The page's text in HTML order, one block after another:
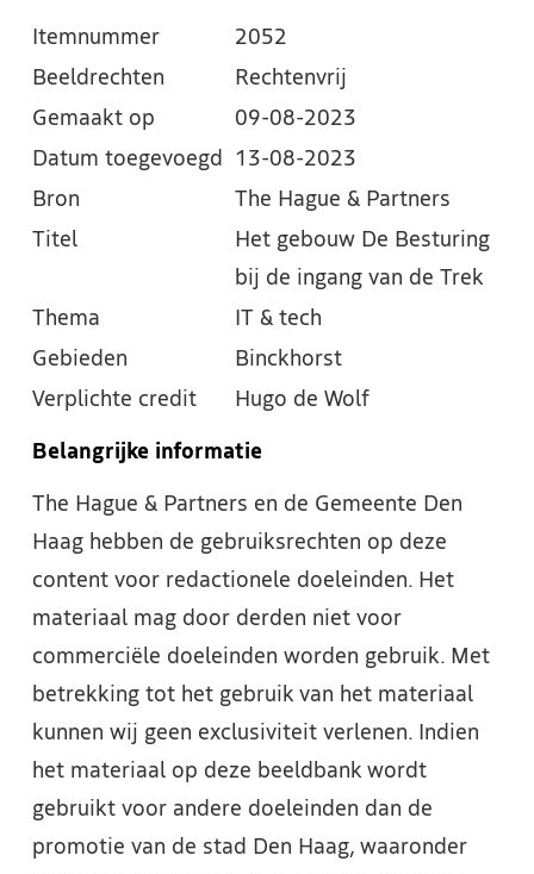
Itemnummer
2052
Beeldrechten
Rechtenvrij
Gemaakt op
09-08-2023
Datum toegevoegd
13-08-2023
Bron
The Hague & Partners
Titel
Het gebouw De Besturing
bij de ingang van de Trek
Thema
IT & tech
Gebieden
Binckhorst
Verplichte credit
Hugo de Wolf
Belangrijke informatie
The Hague & Partners en de Gemeente Den
Haag hebben de gebruiksrechten op deze
content voor redactionele doeleinden. Het
materiaal mag door derden niet voor
commerciële doeleinden worden gebruik. Met
betrekking tot het gebruik van het materiaal
kunnen wij geen exclusiviteit verlenen. Indien
het materiaal op deze beeldbank wordt
gebruikt voor andere doeleinden dan de
promotie van de stad Den Haag, waaronder